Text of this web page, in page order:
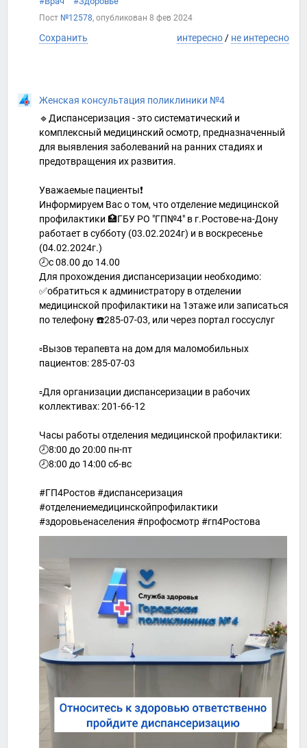
Пост №12578, опубликован 8 фев 2024
Сохранить интересно / не интересно
Женская консультация поликлиники №4
🔹Диспансеризация - это систематический и
комплексный медицинский осмотр, предназначенный
для выявления заболеваний на ранних стадиях и
предотвращения их развития.
Уважаемые пациенты❗️
Информируем Вас о том, что отделение медицинской
профилактики 🏥ГБУ РО "ГП№4" в г.Ростове-на-Дону
работает в субботу (03.02.2024г) и в воскресенье
(04.02.2024г.)
🕗с 08.00 до 14.00
Для прохождения диспансеризации необходимо:
✅обратиться к администратору в отделении
медицинской профилактики на 1этаже или записаться
по телефону ☎️285-07-03, или через портал госсуслуг
▫️Вызов терапевта на дом для маломобильных
пациентов: 285-07-03
▫️Для организации диспансеризации в рабочих
коллективах: 201-66-12
Часы работы отделения медицинской профилактики:
🕗8:00 до 20:00 пн-пт
🕗8:00 до 14:00 сб-вс
#ГП4Ростов #диспансеризация
#отделениемедицинскойпрофилактики
#здоровьенаселения #профосмотр #гп4Ростова